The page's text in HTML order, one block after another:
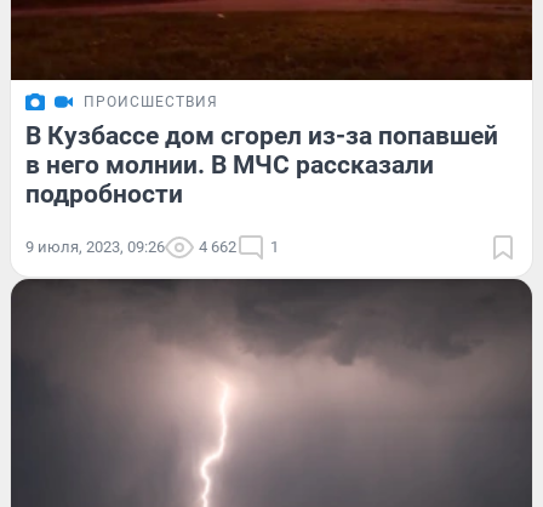
ПРОИСШЕСТВИЯ
В Кузбассе дом сгорел из-за попавшей
в него молнии. В МЧС рассказали
подробности
9 июля, 2023, 09:26 4 662 1